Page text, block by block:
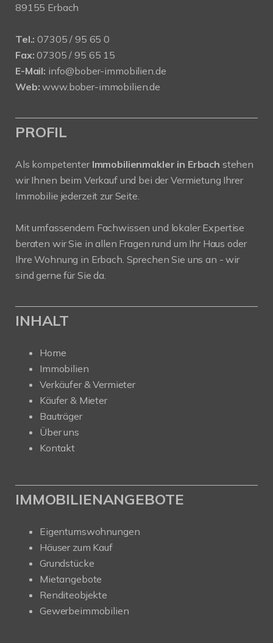
89155 Erbach
Tel.: 07305 / 95 65 0
Fax: 07305 / 95 65 15
E-Mail: info@bober-immobilien.de
Web: www.bober-immobilien.de
PROFIL
Als kompetenter Immobilienmakler in Erbach stehen
wir Ihnen beim Verkauf und bei der Vermietung Ihrer
Immobilie jederzeit zur Seite.
Mit umfassendem Fachwissen und lokaler Expertise
beraten wir Sie in allen Fragen rund um Ihr Haus oder
Ihre Wohnung in Erbach. Sprechen Sie uns an - wir
sind gerne für Sie da.
INHALT
Home
Immobilien
Verkäufer & Vermieter
Käufer & Mieter
Bauträger
Über uns
Kontakt
IMMOBILIENANGEBOTE
Eigentumswohnungen
Häuser zum Kauf
Grundstücke
Mietangebote
Renditeobjekte
Gewerbeimmobilien